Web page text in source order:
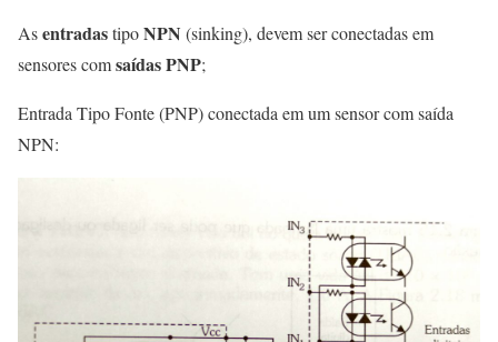
AsentradastipoNPN (sinking), devem ser conectadas em
sensores comsaídas PNP;
Entrada Tipo Fonte (PNP) conectada em um sensor com saída
NPN: